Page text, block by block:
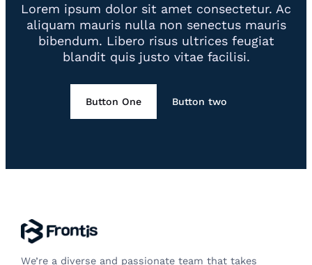
Lorem ipsum dolor sit amet consectetur. Ac
aliquam mauris nulla non senectus mauris
bibendum. Libero risus ultrices feugiat
blandit quis justo vitae facilisi.
Button One Button two
We’re a diverse and passionate team that takes